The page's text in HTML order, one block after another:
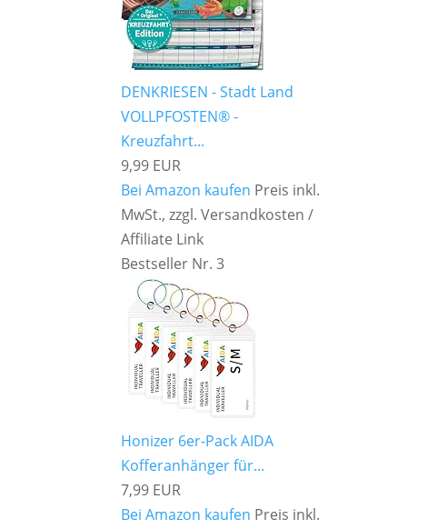
DENKRIESEN - Stadt Land
VOLLPFOSTEN® -
Kreuzfahrt...
9,99 EUR
Bei Amazon kaufen Preis inkl.
MwSt., zzgl. Versandkosten /
Affiliate Link
Bestseller Nr. 3
Honizer 6er-Pack AIDA
Kofferanhänger für...
7,99 EUR
Bei Amazon kaufen Preis inkl.